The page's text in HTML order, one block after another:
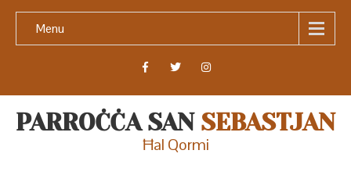
Menu
PARROĊĊA SAN SEBASTJAN
Ħal Qormi